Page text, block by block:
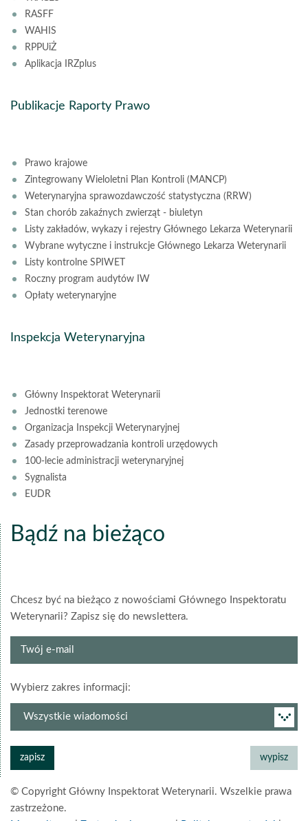
RASFF
WAHIS
RPPUiŻ
Aplikacja IRZplus
Publikacje Raporty Prawo
Prawo krajowe
Zintegrowany Wieloletni Plan Kontroli (MANCP)
Weterynaryjna sprawozdawczość statystyczna (RRW)
Stan chorób zakaźnych zwierząt - biuletyn
Listy zakładów, wykazy i rejestry Głównego Lekarza Weterynarii
Wybrane wytyczne i instrukcje Głównego Lekarza Weterynarii
Listy kontrolne SPIWET
Roczny program audytów IW
Opłaty weterynaryjne
Inspekcja Weterynaryjna
Główny Inspektorat Weterynarii
Jednostki terenowe
Organizacja Inspekcji Weterynaryjnej
Zasady przeprowadzania kontroli urzędowych
100-lecie administracji weterynaryjnej
Sygnalista
EUDR
Bądź na bieżąco
Chcesz być na bieżąco z nowościami Głównego Inspektoratu
Weterynarii? Zapisz się do newslettera.
Twój
Wybierz zakres informacji:
newslettera
© Copyright Główny Inspektorat Weterynarii. Wszelkie prawa
zastrzeżone.